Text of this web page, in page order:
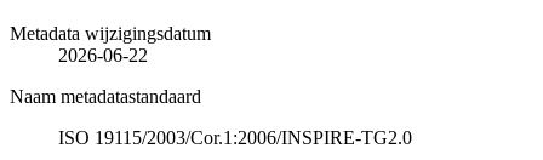
Metadata wijzigingsdatum
2026-06-22
Naam metadatastandaard
ISO 19115/2003/Cor.1:2006/INSPIRE-TG2.0